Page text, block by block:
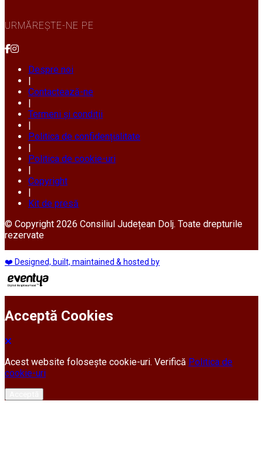
URMĂREȘTE-NE PE
Despre noi
Contactează-ne
Termeni și condiții
Politica de confidențialitate
Politica de cookie-uri
Copyright
Kit de presă
© Copyright 2026 Consiliul Județean Dolj. Toate drepturile
rezervate
❤️ Designed, built, maintained & hosted by
Acceptă Cookies
Acest website folosește cookie-uri. Verifică Politica de
cookie-uri